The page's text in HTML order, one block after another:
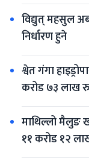
विद्युत् महसुल
निर्धारण हुने
श्वेत गंगा
करोड ७३ लाख
माथिल्लो मैलुङ
११ करोड १२